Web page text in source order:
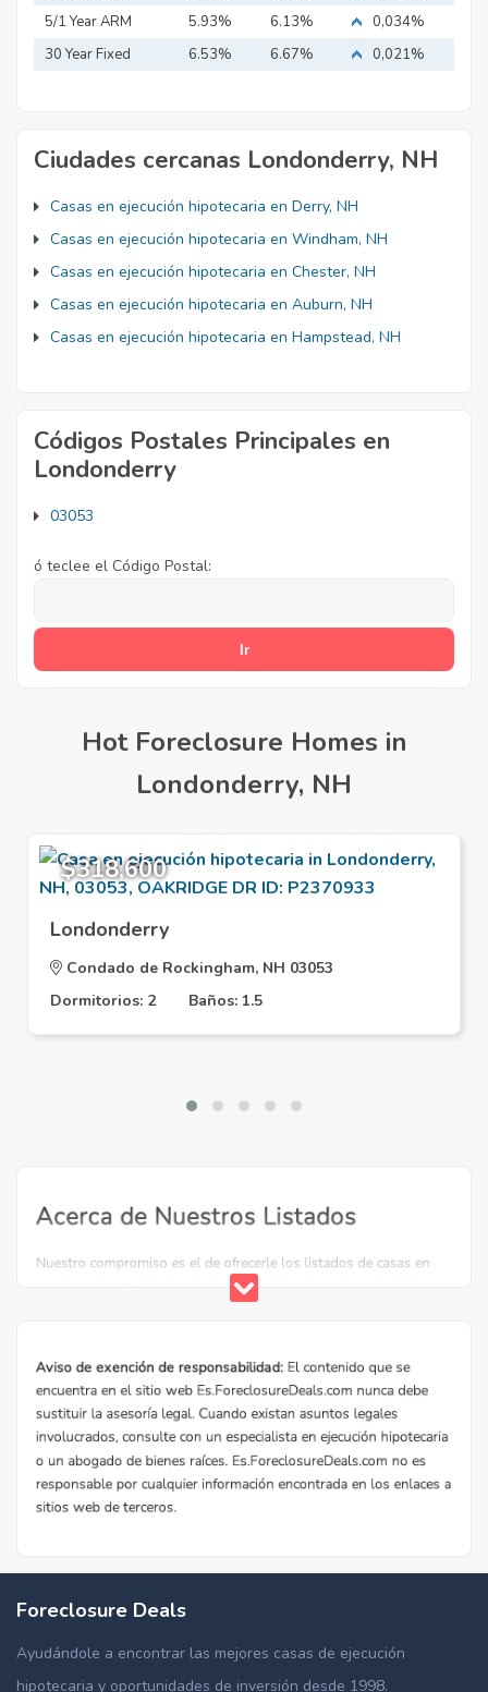
Mortgage
5/1 Year ARM
5.93% 6.13%
0,034%
30 Year Fixed
6.53% 6.67% 0,021%
Ciudades cercanas Londonderry, NH
Casas en ejecución hipotecaria en Derry, NH
Casas en ejecución hipotecaria en Windham, NH
Casas en ejecución hipotecaria en Chester, NH
Casas en ejecución hipotecaria en Auburn, NH
Casas en ejecución hipotecaria en Hampstead, NH
Códigos Postales Principales en
Londonderry
03053
ó teclee el Código Postal:
Hot Foreclosure Homes in
Londonderry, NH
$318,600
Londonderry
Condado de Rockingham, NH 03053
Dormitorios: 2
Baños: 1.5
Foreclosure Deals
Ayudándole a encontrar las mejores casas de ejecución
hipotecaria y oportunidades de inversión desde 1998.